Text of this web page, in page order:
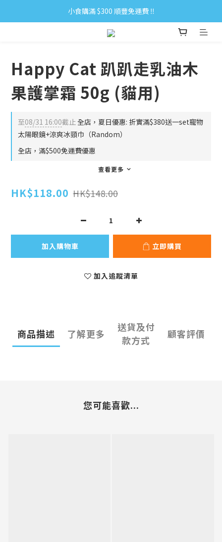
小食購滿 $300 順豐免運費 ‼
小食購滿 $300 順豐免運費 ‼
全單購滿 $500 免運費 ♥︎ 會員積分回贈 $1＝1Pt.
Happy Cat 趴趴走乳油木
果護掌霜 50g (貓用)
至08/31 16:00截止全店，夏日優惠: 折實滿$380送一set寵物
太陽眼鏡+涼爽冰頸巾（Random）
全店，滿$500免運費優惠
查看更多
HK$118.00 HK$148.00
加入購物車 立即購買
加入追蹤清單
商品描述 了解更多
送貨及付
款方式
顧客評價
您可能喜歡...